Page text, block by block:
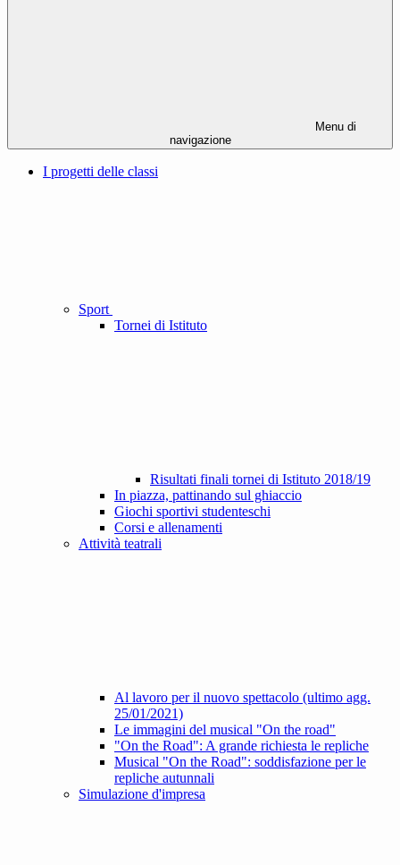
Menu di
navigazione
I progetti delle classi
Sport
Tornei di Istituto
Risultati finali tornei di Istituto 2018/19
In piazza, pattinando sul ghiaccio
Giochi sportivi studenteschi
Corsi e allenamenti
Attività teatrali
Al lavoro per il nuovo spettacolo (ultimo agg.
25/01/2021)
Le immagini del musical "On the road"
"On the Road": A grande richiesta le repliche
Musical "On the Road": soddisfazione per le
repliche autunnali
Simulazione d'impresa